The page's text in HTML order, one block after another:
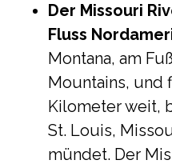
Der Missouri
Fluss
Montana, am
Mountains, und
Kilometer weit,
St. Louis,
mündet. Der